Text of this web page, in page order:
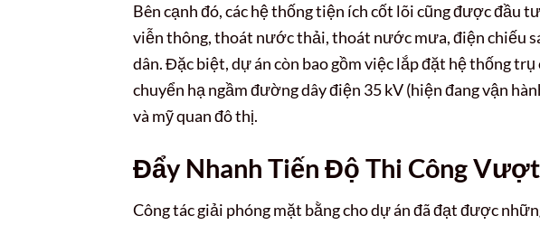
Bên cạnh đó, các hệ thống tiện ích cốt lõi cũng được đầu
viễn thông, thoát nước thải, thoát nước mưa, điện chiếu
dân. Đặc biệt, dự án còn bao gồm việc lắp đặt hệ thống
chuyển hạ ngầm đường dây điện 35 kV (hiện đang vận
và mỹ quan đô thị.
Đẩy Nhanh Tiến Độ Thi Công
Công tác giải phóng mặt bằng cho dự án đã đạt được